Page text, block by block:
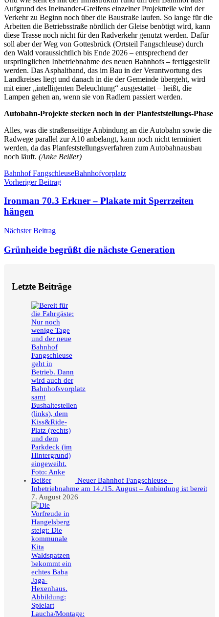
Aufgrund des Ineinander-Greifens einzelner Projektteile wird der
Verkehr zu Beginn noch über die Baustraße laufen. So lange für die
Arbeiten die Betriebsstraße nördlich der Gleise benötigt wird, kann
diese Trasse noch nicht für den Radverkehr genutzt werden. Dafür
soll aber der Weg von Gottesbrück (Ortsteil Fangschleuse) durch
den Wald voraussichtlich bis Ende 2026 – entsprechend der
ursprünglichen Inbetriebnahme des neuen Bahnhofs – fertiggestellt
werden. Das Asphaltband, das im Bau in der Verantwortung des
Landkreises liegt und danach in die der Gemeinde übergeht, wird
mit einer „intelligenten Beleuchtung“ ausgestattet – heißt, die
Lampen gehen an, wenn sie von Radlern passiert werden.
Autobahn-Projekte stecken noch in der Planfeststellungs-Phase
Alles, was die straßenseitige Anbindung an die Autobahn sowie die
Radwege parallel zur A10 anbelangt, kann noch nicht terminiert
werden, da das Planfeststellungsverfahren zum Autobahnausbau
noch läuft. (Anke Beißer)
Schlagwörter
Bahnhof FangschleuseBahnhofvorplatz
Beitragsnavigation
Vorheriger Beitrag
Ironman 70.3 Erkner – Plakate mit Sperrzeiten
hängen
Nächster Beitrag
Grünheide begrüßt die nächste Generation
Letzte Beiträge
Neuer Bahnhof Fangschleuse –
Inbetriebnahme am 14./15. August – Anbindung ist bereit
7. August 2026